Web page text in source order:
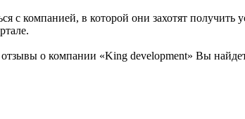
с компанией, в которой они захотят
о компании «King development» Вы